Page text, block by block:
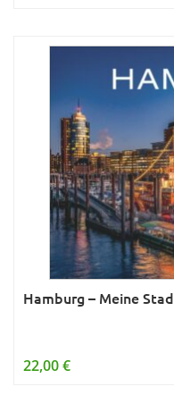
Hamburg – Meine
22,00 €